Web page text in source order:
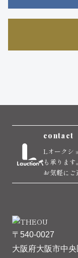
contact
Lオークシ
も承ります。
お気軽にご
〒540-0027
大阪府大阪市中